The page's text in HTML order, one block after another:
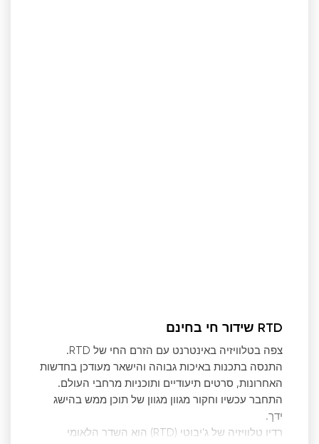
RTD שידור חי בחינם
צפה בטלוויזיה באינטרנט עם הזרם החי של RTD.
התנסה בתכנות באיכות גבוהה והישאר מעודכן בחדשות
האחרונות, סרטים תיעודיים ותוכניות מרחבי העולם.
התחבר עכשיו וחקור מגוון מגוון של תוכן ממש בהישג
ידך.
רדיו טלוויזיה של ג'יבוטי (RTD) הוא השדר הלאומי